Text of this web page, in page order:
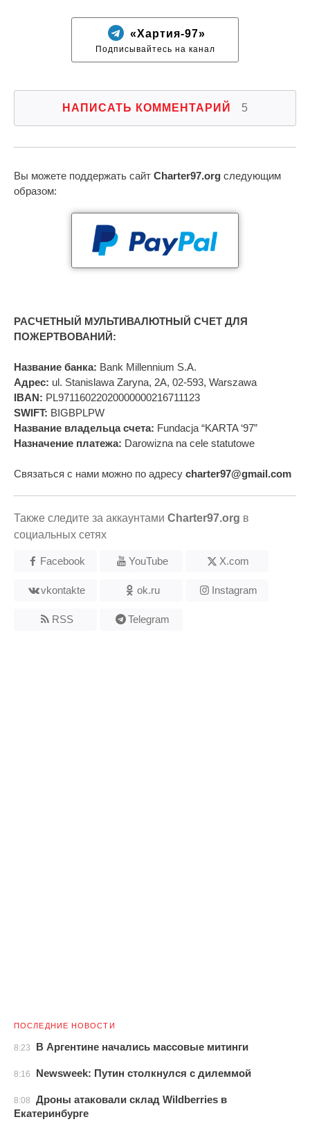
«Хартия-97»
Подписывайтесь на канал
НАПИСАТЬ КОММЕНТАРИЙ 5
Вы можете поддержать сайт Charter97.org следующим
образом:
РАСЧЕТНЫЙ МУЛЬТИВАЛЮТНЫЙ СЧЕТ ДЛЯ
ПОЖЕРТВОВАНИЙ:
Название банка: Bank Millennium S.A.
Адрес: ul. Stanislawa Zaryna, 2A, 02-593, Warszawa
IBAN: PL97116022020000000216711123
SWIFT: BIGBPLPW
Название владельца счета: Fundacja “KARTA ‘97”
Назначение платежа: Darowizna na cele statutowe
Связаться с нами можно по адресу charter97@gmail.com
Также следите за аккаунтами Charter97.org в
социальных сетях
Facebook YouTube X.com
vkontakte ok.ru Instagram
RSS Telegram
ПОСЛЕДНИЕ НОВОСТИ
8:23 В Аргентине начались массовые митинги
8:16 Newsweek: Путин столкнулся с дилеммой
8:08
Дроны атаковали склад Wildberries в
Екатеринбурге